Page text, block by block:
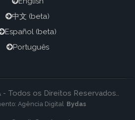
中文 (beta)
Español (beta)
Português
- Todos os Direitos Reservados..
Agência Digital Bydas